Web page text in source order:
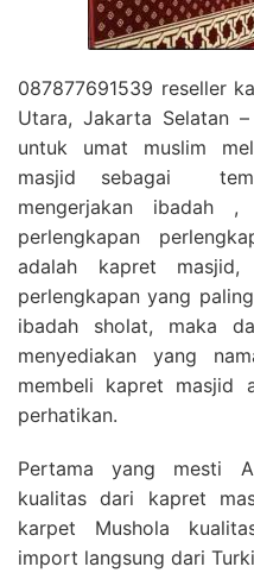
087877691539 reseller
Utara, Jakarta Selatan
untuk umat muslim
masjid sebagai
mengerjakan ibadah ,
perlengkapan
adalah kapret
perlengkapan yang
ibadah sholat, maka
menyediakan yang
membeli kapret
perhatikan.
Pertama yang mesti
kualitas dari kapret
karpet Mushola
import langsung dari